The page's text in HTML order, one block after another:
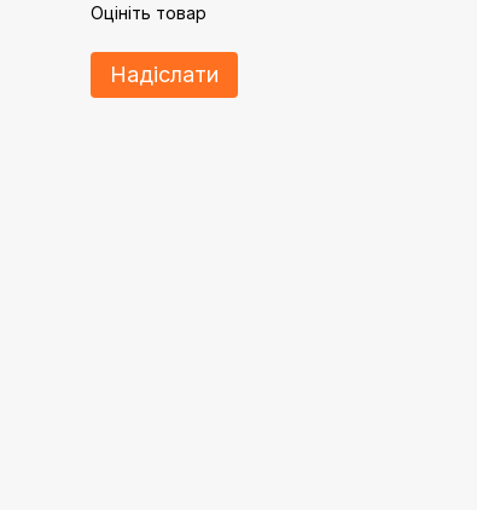
Оцініть товар
Надіслати